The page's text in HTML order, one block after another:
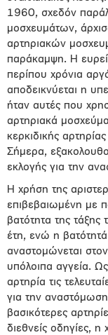
1960, σχεδόν
μοσχευμάτων,
αρτηριακών
παράκαμψη. Η
περίπου χρόνια
αποδεικνύεται η
ήταν αυτές που
αρτηριακά
κερκιδικής
Σήμερα,
εκλογής για την
Η χρήση της
επιβεβαιωμένη με
βατότητα της
έτη, ενώ η βατότητά
αναστομώνεται
υπόλοιπα αγγεία.
αρτηρία τις
για την αναστόμωση
βασικότερες
διεθνείς οδηγίες,